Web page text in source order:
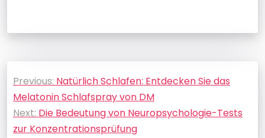
Beitragsnavigation
Previous: Natürlich Schlafen: Entdecken Sie das
Melatonin Schlafspray von DM
Next: Die Bedeutung von Neuropsychologie-Tests
zur Konzentrationsprüfung